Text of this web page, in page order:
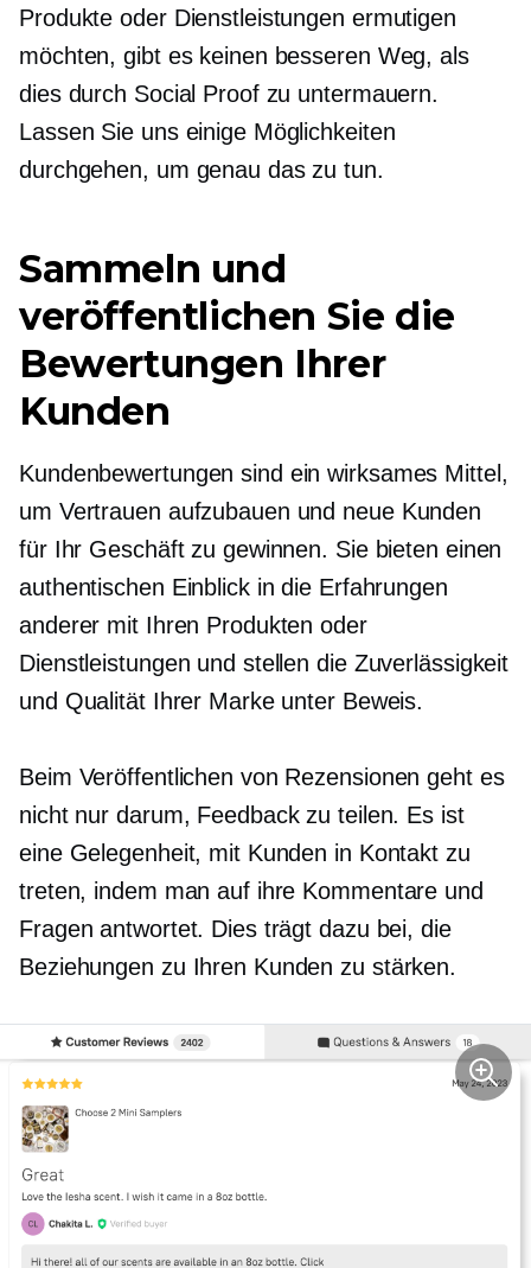
Produkte oder Dienstleistungen ermutigen
möchten, gibt es keinen besseren Weg, als
dies durch Social Proof zu untermauern.
Lassen Sie uns einige Möglichkeiten
durchgehen, um genau das zu tun.
Sammeln und
veröffentlichen Sie die
Bewertungen Ihrer
Kunden
Kundenbewertungen sind ein wirksames Mittel,
um Vertrauen aufzubauen und neue Kunden
für Ihr Geschäft zu gewinnen. Sie bieten einen
authentischen Einblick in die Erfahrungen
anderer mit Ihren Produkten oder
Dienstleistungen und stellen die Zuverlässigkeit
und Qualität Ihrer Marke unter Beweis.
Beim Veröffentlichen von Rezensionen geht es
nicht nur darum, Feedback zu teilen. Es ist
eine Gelegenheit, mit Kunden in Kontakt zu
treten, indem man auf ihre Kommentare und
Fragen antwortet. Dies trägt dazu bei, die
Beziehungen zu Ihren Kunden zu stärken.